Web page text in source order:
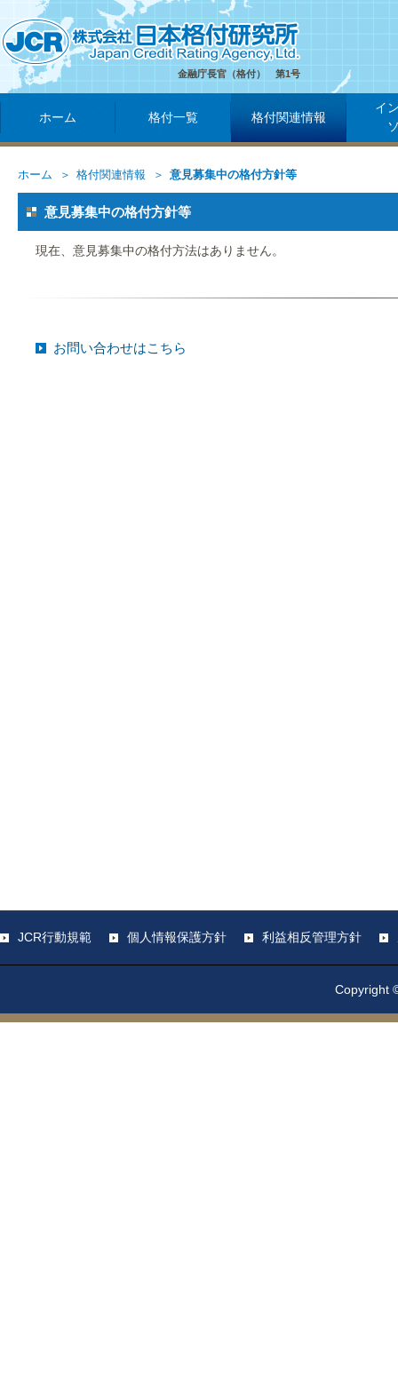
金融庁長官（格付） 第1号
ホーム 格付一覧 格付関連情報
イ
ホーム 格付関連情報 意見募集中の格付方針等
意見募集中の格付方針等
現在、意見募集中の格付方法はありません。
お問い合わせはこちら
JCR行動規範 個人情報保護方針 利益相反管理方針
Copyright